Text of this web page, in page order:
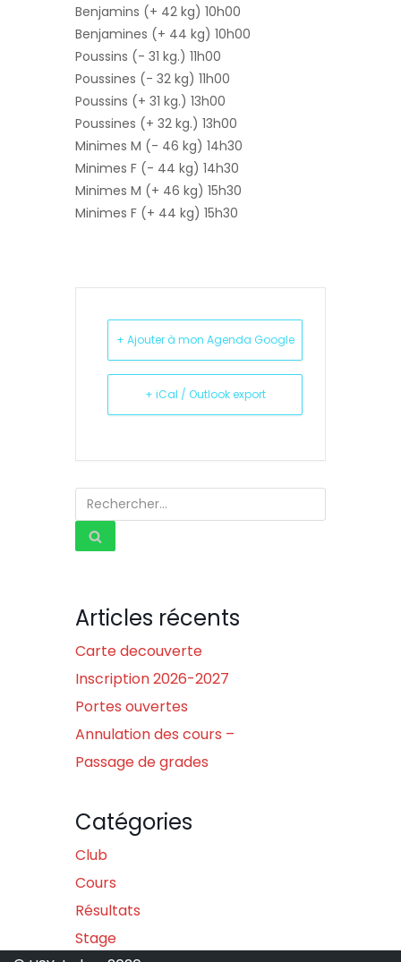
Benjamins (+ 42 kg) 10h00
Benjamines (+ 44 kg) 10h00
Poussins (- 31 kg.) 11h00
Poussines (- 32 kg) 11h00
Poussins (+ 31 kg.) 13h00
Poussines (+ 32 kg.) 13h00
Minimes M (- 46 kg) 14h30
Minimes F (- 44 kg) 14h30
Minimes M (+ 46 kg) 15h30
Minimes F (+ 44 kg) 15h30
+ Ajouter à mon Agenda Google
+ iCal / Outlook export
Articles récents
Carte decouverte
Inscription 2026-2027
Portes ouvertes
Annulation des cours –
Passage de grades
Catégories
Club
Cours
Résultats
Stage